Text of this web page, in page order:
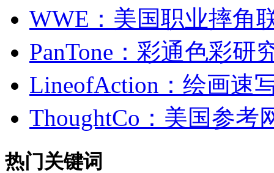
WWE：美国职业摔角
PanTone：彩通色彩研
LineofAction：绘画速
ThoughtCo：美国参考
热门关键词